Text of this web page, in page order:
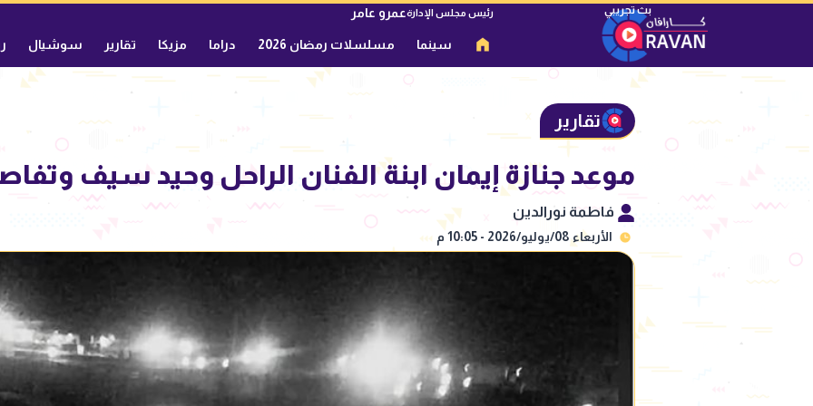
رئيس مجلس الإدارةعمرو عامر
سينما مسلسلات رمضان 2026 دراما مزيكا تقارير سوشيال
تقارير
موعد جنازة إيمان ابنة الفنان الراحل وحيد سيف
فاطمة نورالدين
الأربعاء 08/يوليو/2026 - 10:05 م